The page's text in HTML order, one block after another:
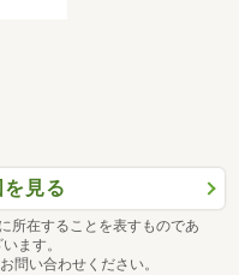
見る
所在することを表すものであ
ます。
問い合わせください。